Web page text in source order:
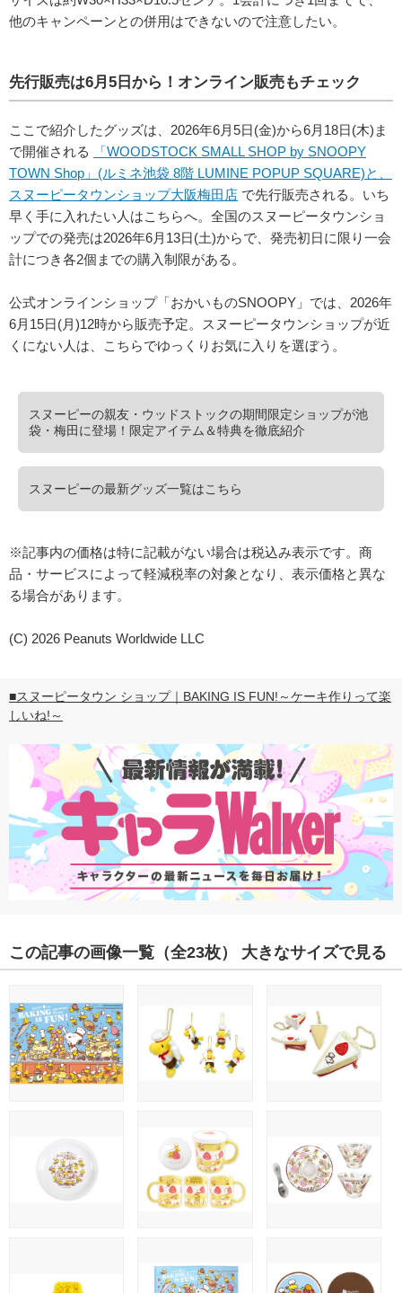
他のキャンペーンとの併用はできないので注意したい。
先行販売は6月5日から！オンライン販売もチェック
ここで紹介したグッズは、2026年6月5日(金)から6月18日(木)ま
で開催される
「WOODSTOCK SMALL SHOP by SNOOPY
TOWN Shop」(ルミネ池袋 8階 LUMINE POPUP SQUARE)と、
スヌーピータウンショップ大阪梅田店 で先行販売される。いち
早く手に入れたい人はこちらへ。全国のスヌーピータウンショ
ップでの発売は2026年6月13日(土)からで、発売初日に限り一会
計につき各2個までの購入制限がある。
公式オンラインショップ「おかいものSNOOPY」では、2026年
6月15日(月)12時から販売予定。スヌーピータウンショップが近
くにない人は、こちらでゆっくりお気に入りを選ぼう。
スヌーピーの親友・ウッドストックの期間限定ショップが池
袋・梅田に登場！限定アイテム＆特典を徹底紹介
スヌーピーの最新グッズ一覧はこちら
※記事内の価格は特に記載がない場合は税込み表示です。商
品・サービスによって軽減税率の対象となり、表示価格と異な
る場合があります。
(C) 2026 Peanuts Worldwide LLC
■スヌーピータウン ショップ｜BAKING IS FUN!～ケーキ作りって楽
しいね!～
この記事の画像一覧 （全23枚） 大きなサイズで見る